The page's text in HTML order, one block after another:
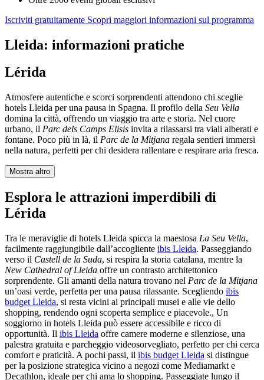
Iscriviti gratuitamente Scopri maggiori informazioni sul programma
Lleida: informazioni pratiche
Lérida
Atmosfere autentiche e scorci sorprendenti attendono chi sceglie
hotels Lleida per una pausa in Spagna. Il profilo della Seu Vella
domina la città, offrendo un viaggio tra arte e storia. Nel cuore
urbano, il Parc dels Camps Elisis invita a rilassarsi tra viali alberati e
fontane. Poco più in là, il Parc de la Mitjana regala sentieri immersi
nella natura, perfetti per chi desidera rallentare e respirare aria fresca.
Mostra altro
Esplora le attrazioni imperdibili di
Lérida
Tra le meraviglie di hotels Lleida spicca la maestosa La Seu Vella,
facilmente raggiungibile dall’accogliente ibis Lleida. Passeggiando
verso il Castell de la Suda, si respira la storia catalana, mentre la
New Cathedral of Lleida offre un contrasto architettonico
sorprendente. Gli amanti della natura trovano nel Parc de la Mitjana
un’oasi verde, perfetta per una pausa rilassante. Scegliendo ibis
budget Lleida, si resta vicini ai principali musei e alle vie dello
shopping, rendendo ogni scoperta semplice e piacevole., Un
soggiorno in hotels Lleida può essere accessibile e ricco di
opportunità. Il ibis Lleida offre camere moderne e silenziose, una
palestra gratuita e parcheggio videosorvegliato, perfetto per chi cerca
comfort e praticità. A pochi passi, il ibis budget Lleida si distingue
per la posizione strategica vicino a negozi come Mediamarkt e
Decathlon, ideale per chi ama lo shopping. Passeggiate lungo il